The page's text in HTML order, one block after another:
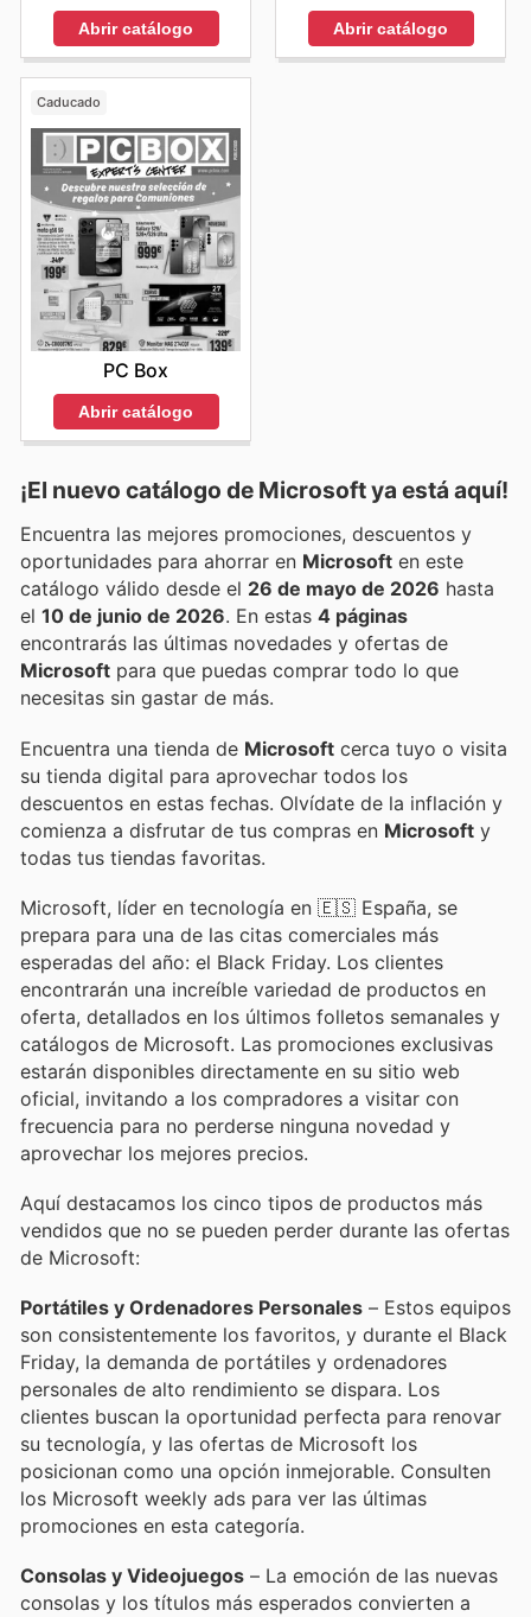
Abrir catálogo Abrir catálogo
Caducado
PC Box
Abrir catálogo
¡El nuevo catálogo de Microsoftya está aquí!
Encuentra las mejores promociones, descuentos y
oportunidades para ahorrar en Microsoft en este
catálogo válido desde el 26 de mayo de 2026 hasta
el 10 de junio de 2026 . En estas 4 páginas
encontrarás las últimas novedades y ofertas de
Microsoft para que puedas comprar todo lo que
necesitas sin gastar de más.
Encuentra una tienda de Microsoft cerca tuyo o visita
su tienda digital para aprovechar todos los
descuentos en estas fechas. Olvídate de la inflación y
comienza a disfrutar de tus compras en Microsoft y
todas tus tiendas favoritas.
Microsoft, líder en tecnología en 🇪🇸 España, se
prepara para una de las citas comerciales más
esperadas del año: el Black Friday. Los clientes
encontrarán una increíble variedad de productos en
oferta, detallados en los últimos folletos semanales y
catálogos de Microsoft. Las promociones exclusivas
estarán disponibles directamente en su sitio web
oficial, invitando a los compradores a visitar con
frecuencia para no perderse ninguna novedad y
aprovechar los mejores precios.
Aquí destacamos los cinco tipos de productos más
vendidos que no se pueden perder durante las ofertas
de Microsoft:
Portátiles y Ordenadores Personales – Estos equipos
son consistentemente los favoritos, y durante el Black
Friday, la demanda de portátiles y ordenadores
personales de alto rendimiento se dispara. Los
clientes buscan la oportunidad perfecta para renovar
su tecnología, y las ofertas de Microsoft los
posicionan como una opción inmejorable. Consulten
los Microsoft weekly ads para ver las últimas
promociones en esta categoría.
Consolas y Videojuegos – La emoción de las nuevas
consolas y los títulos más esperados convierten a